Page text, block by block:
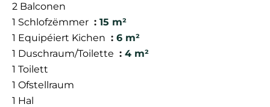
2 Balconen
1 Schlofzëmmer
15 m²
1 Equipéiert Kichen
6 m²
1 Duschraum/Toilette
4 m²
1 Toilett
1 Ofstellraum
1 Hal